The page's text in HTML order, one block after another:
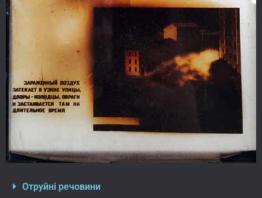
Отруйні речовини